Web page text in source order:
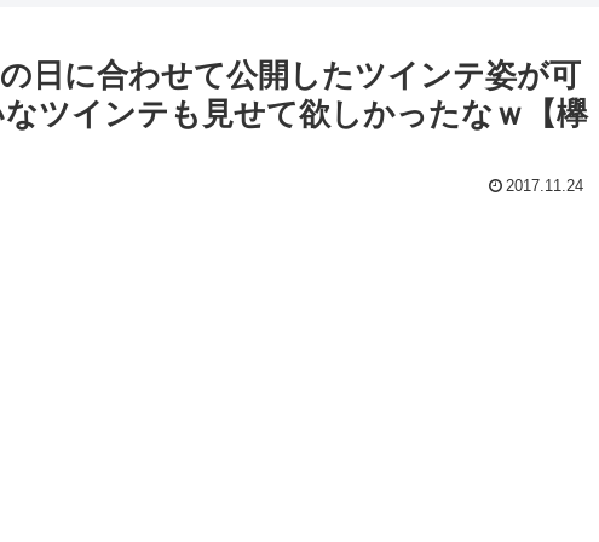
日に合わせて公開したツインテ姿が可
ツインテも見せて欲しかったなｗ【欅
2017.11.24